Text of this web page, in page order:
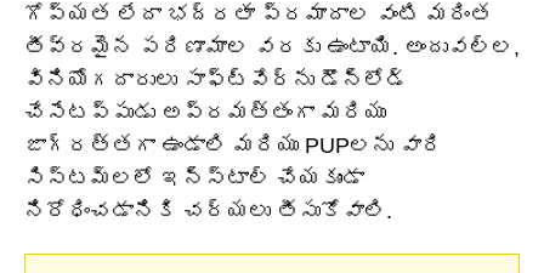
గోప్యత లేదా భద్రతా ప్రమాదాల వంటి మరింత
తీవ్రమైన పరిణామాల వరకు ఉంటాయి. అందువల్ల,
వినియోగదారులు సాఫ్ట్‌వేర్‌ను డౌన్‌లోడ్
చేసేటప్పుడు అప్రమత్తంగా మరియు
జాగ్రత్తగా ఉండాలి మరియు PUPలను వారి
సిస్టమ్‌లలో ఇన్‌స్టాల్ చేయకుండా
నిరోధించడానికి చర్యలు తీసుకోవాలి.